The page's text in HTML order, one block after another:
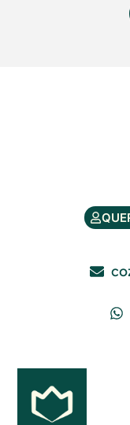
Contato
Quem Somos